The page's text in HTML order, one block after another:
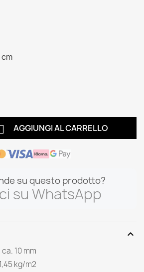
cm
AGGIUNGI AL CARRELLO
su questo prodotto?
su WhatsApp
expand_more
10 mm
kg/m2